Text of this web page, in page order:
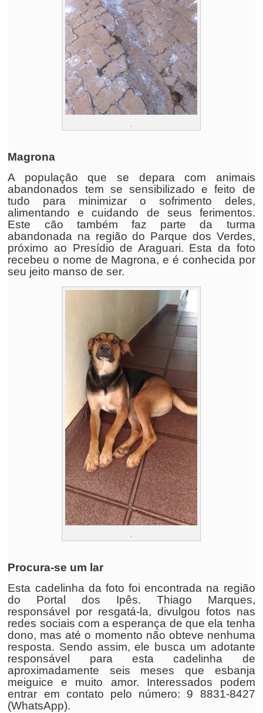
Magrona
A população que se depara com animais
abandonados tem se sensibilizado e feito de
tudo para minimizar o sofrimento deles,
alimentando e cuidando de seus ferimentos.
Este cão também faz parte da turma
abandonada na região do Parque dos Verdes,
próximo ao Presídio de Araguari. Esta da foto
recebeu o nome de Magrona, e é conhecida por
seu jeito manso de ser.
Procura-se um lar
Esta cadelinha da foto foi encontrada na região
do Portal dos Ipês. Thiago Marques,
responsável por resgatá-la, divulgou fotos nas
redes sociais com a esperança de que ela tenha
dono, mas até o momento não obteve nenhuma
resposta. Sendo assim, ele busca um adotante
responsável para esta cadelinha de
aproximadamente seis meses que esbanja
meiguice e muito amor. Interessados podem
entrar em contato pelo número: 9 8831-8427
(WhatsApp).